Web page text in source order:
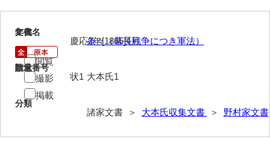
井上勉家文書（大和町）
井下家文書（埼玉県）
今井家文書
今川家文書
1
文書名
条々（幕長戦争につき軍法）
請求番号
大本氏1
分類
諸家文書 ＞ 大本氏収集文書 ＞ 野村家文書
年代
慶応2年[1866]4月
数量
状1
閲覧
撮影
掲載